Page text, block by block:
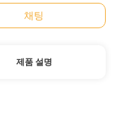
채팅
제품 설명